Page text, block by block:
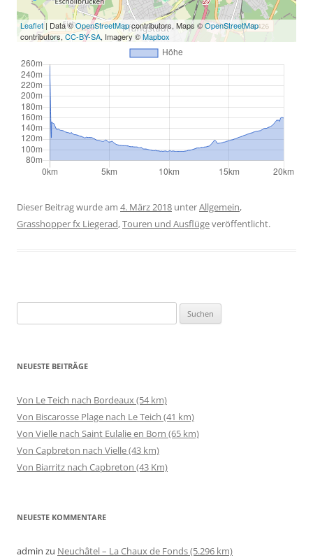
Leaflet | Data ©OpenStreetMapcontributors, Maps ©OpenStreetMap
contributors,CC-BY-SA, Imagery ©Mapbox
Dieser Beitrag wurde am 4. März 2018 unterAllgemein,
Grasshopper fx Liegerad,Touren und Ausflügeveröffentlicht.
nach:
NEUESTE BEITRÄGE
Von Le Teich nach Bordeaux (54 km)
Von Biscarosse Plage nach Le Teich (41 km)
Von Vielle nach Saint Eulalie en Born (65 km)
Von Capbreton nach Vielle (43 km)
Von Biarritz nach Capbreton (43 Km)
NEUESTE KOMMENTARE
admin zu Neuchâtel – La Chaux de Fonds (5.296 km)